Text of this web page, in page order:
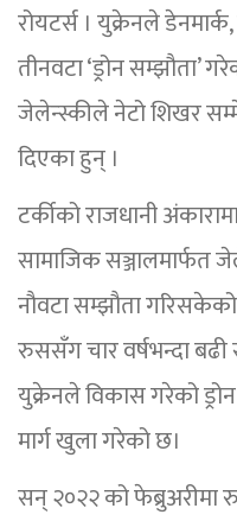
रोयटर्स । युक्रेनले
तीनवटा ‘ड्रोन सम्झौता’
जेलेन्स्कीले नेटो शिखर
दिएका हुन् ।
टर्कीको राजधानी
सामाजिक सञ्जालमार्फत
नौवटा सम्झौता
रुससँग चार वर्षभन्दा
युक्रेनले विकास गरेको
मार्ग खुला गरेको छ।
सन् २०२२ को फेब्रुअरीमा